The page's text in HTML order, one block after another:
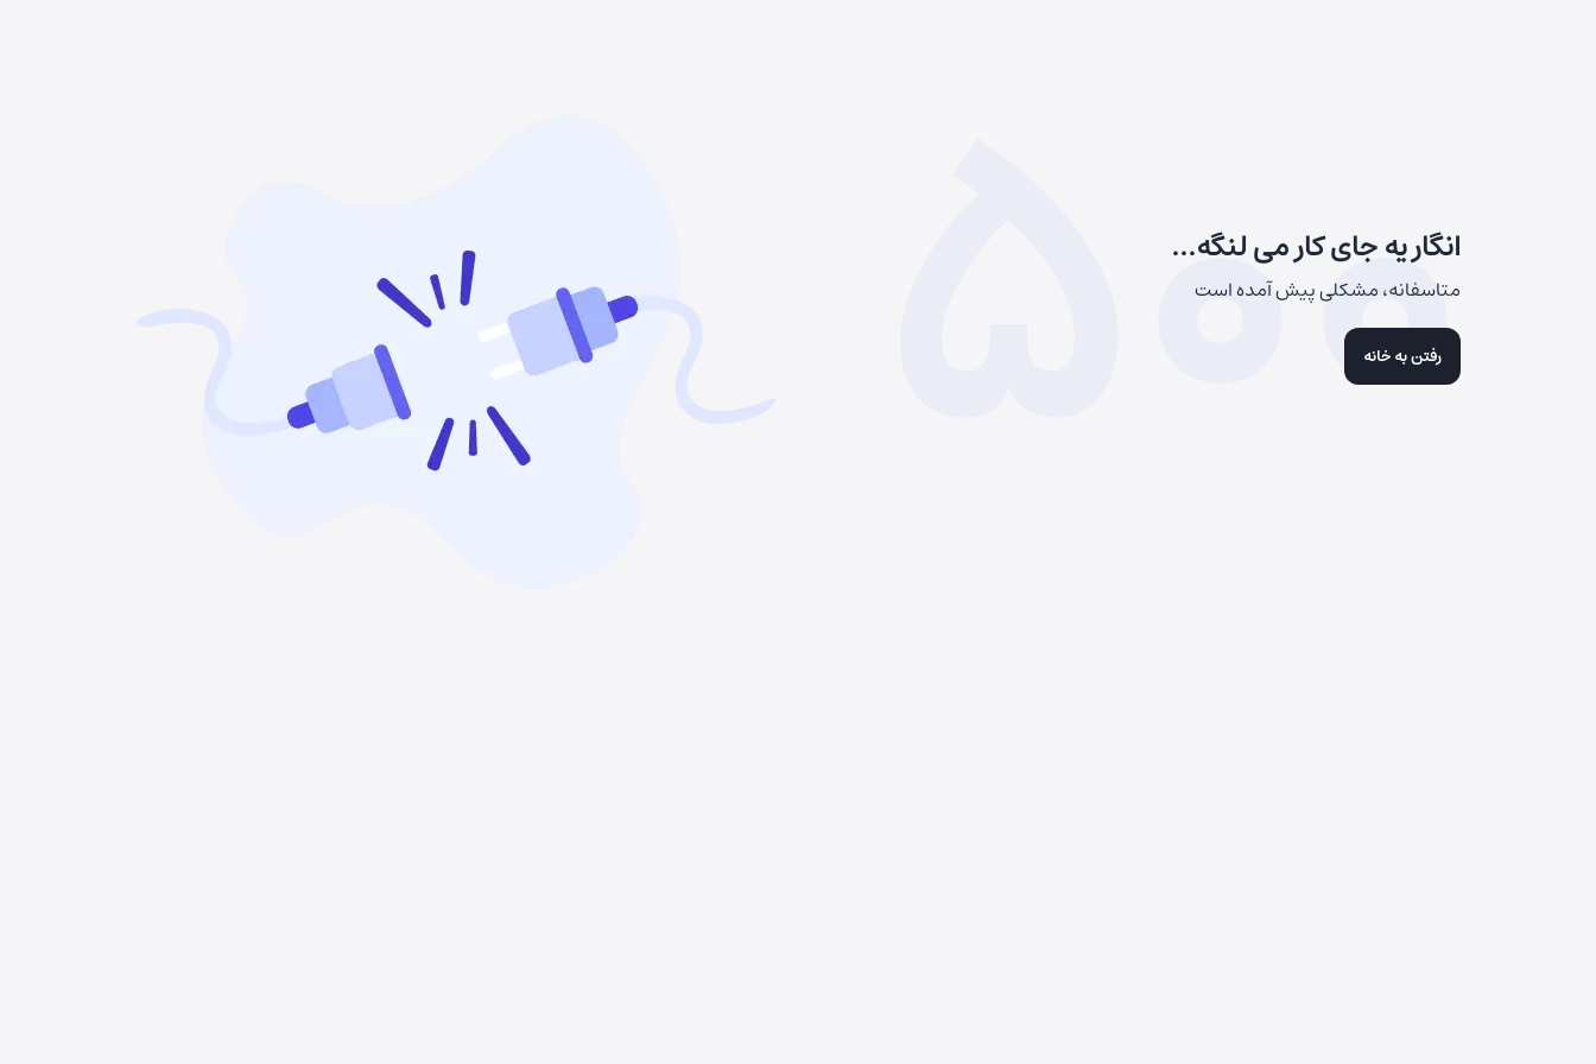
انگار یه جای کار می لنگه...
متاسفانه، مشکلی پیش آمده است
رفتن به خانه
500